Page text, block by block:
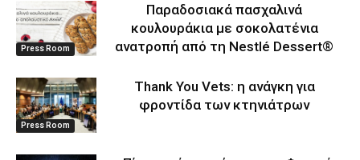
Press Room
Παραδοσιακά πασχαλινά
κουλουράκια με σοκολατένια
ανατροπή από τη Nestlé Dessert®
Press Room
Thank You Vets: η ανάγκη για
φροντίδα των κτηνιάτρων